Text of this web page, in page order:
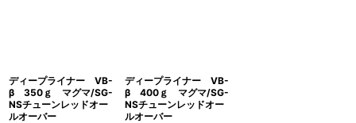
ディープライナー VB-
β 350ｇ マグマ/SG-
NSチューンレッドオー
ルオーバー
ディープライナー VB-
β 400ｇ マグマ/SG-
NSチューンレッドオー
ルオーバー